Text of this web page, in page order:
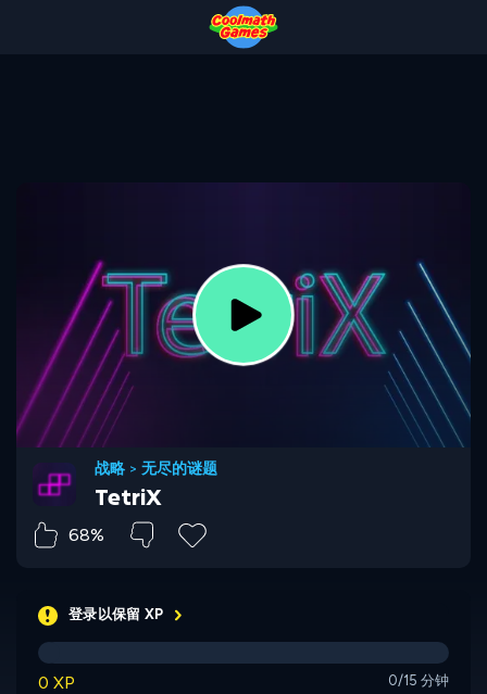
战略 > 无尽的谜题
TetriX
68%
登录以保留 XP
0 XP 0/15 分钟